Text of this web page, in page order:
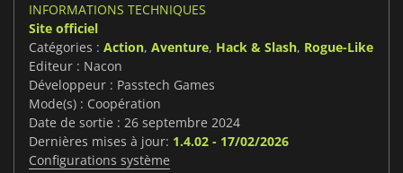
INFORMATIONS TECHNIQUES
Site officiel
Catégories : Action, Aventure, Hack & Slash, Rogue-Like
Editeur : Nacon
Développeur : Passtech Games
Mode(s) : Coopération
Date de sortie : 26 septembre 2024
Dernières mises à jour: 1.4.02 - 17/02/2026
Configurations système